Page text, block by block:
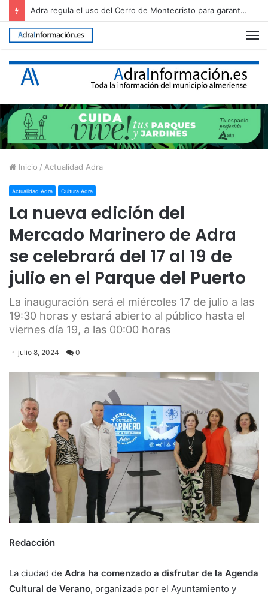
Adra regula el uso del Cerro de Montecristo para garantizar su conservación
Inicio / Actualidad Adra
Actualidad Adra Cultura Adra
La nueva edición del
Mercado Marinero de Adra
se celebrará del 17 al 19 de
julio en el Parque del Puerto
La inauguración será el miércoles 17 de julio a las
19:30 horas y estará abierto al público hasta el
viernes día 19, a las 00:00 horas
julio 8, 2024 0
Redacción
La ciudad de Adra ha comenzado a disfrutar de la Agenda
Cultural de Verano, organizada por el Ayuntamiento y